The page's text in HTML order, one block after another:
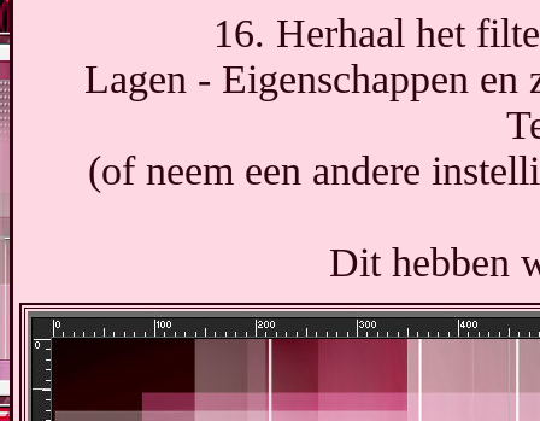
16. Herhaal het
Lagen - Eigenschappen en
(of neem een andere
Dit hebben